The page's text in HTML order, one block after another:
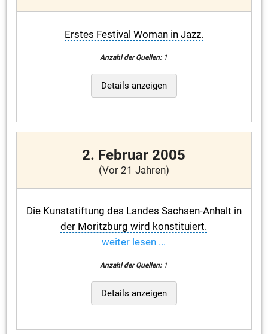
Erstes Festival Woman in Jazz.
Anzahl der Quellen:1
Details anzeigen
2. Februar 2005
(Vor 21 Jahren)
Die Kunststiftung des Landes Sachsen-Anhalt in
der Moritzburg wird konstituiert.
weiter lesen ...
Anzahl der Quellen:1
Details anzeigen